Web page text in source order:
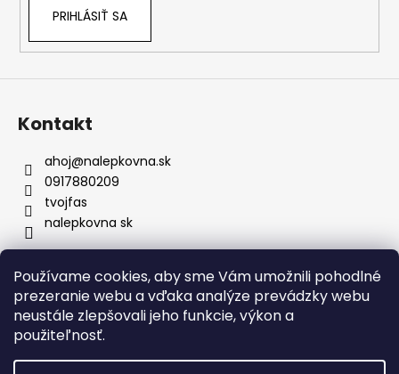
Používame cookies, aby sme Vám umožnili pohodlné
prezeranie webu a vďaka analýze prevádzky webu
neustále zlepšovali jeho funkcie, výkon a
použiteľnosť.
Bezpečné doručenie:
neprekladáme – väčšie rozmery vždy
rolujeme, čím predchádzame
akémukoľvek poškodeniu materiálu.
Prenoska je samozrejmosť:Každú
umiestnenie a profesionálny výsledok.
PRIHLÁSIŤ SA
Kontakt
ahoj@nalepkovna.sk
0917880209
tvojfas
nalepkovna sk
Obchodné podmienky
Podmienky ochrany osobných údajov
Kontakt
Doprava a platba Podmienky vrátenia Bez nálepiek
Napíšte nám